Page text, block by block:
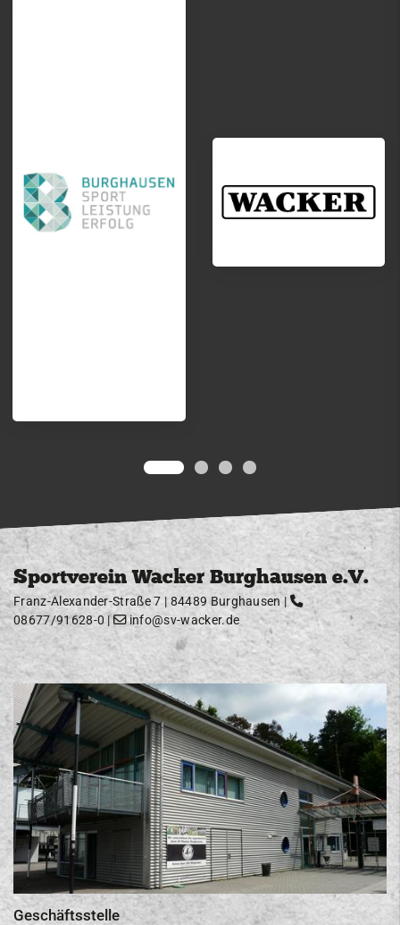
Sportverein Wacker Burghausen e.V.
Franz-Alexander-Straße 7 | 84489 Burghausen |
08677/91628-0 | info@sv-wacker.de
Geschäftsstelle